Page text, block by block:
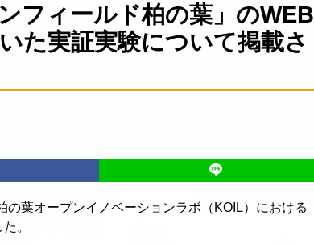
フィールド柏の葉」のWEB
た実証実験について掲載さ
の葉オープンイノベーションラボ（KOIL）における
。